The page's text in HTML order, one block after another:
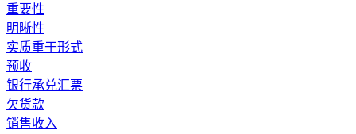
重要性
明晰性
实质重于形式
预收
银行承兑汇票
欠货款
销售收入